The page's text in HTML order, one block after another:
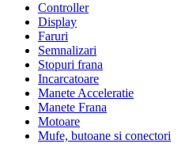
Controller
Display
Faruri
Semnalizari
Stopuri frana
Incarcatoare
Manete Acceleratie
Manete Frana
Motoare
Mufe, butoane si conectori